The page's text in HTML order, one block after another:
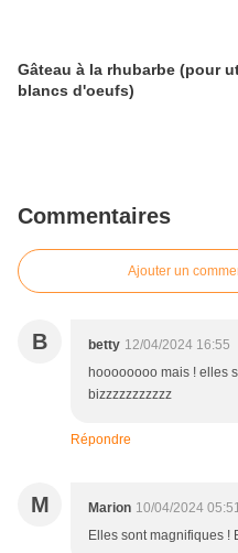
Gâteau à la rhubarbe (pour
blancs d'oeufs)
Commentaires
Ajouter un
B betty 12/04/2024 16:55
hoooooooo mais ! elles
bizzzzzzzzzzz
Répondre
M Marion 10/04/2024
Elles sont magnifiques !